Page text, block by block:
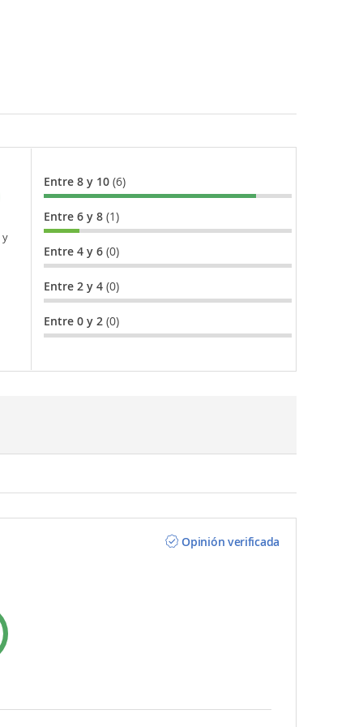
y
Entre 8 y 10 (6)
Entre 6 y 8 (1)
Entre 4 y 6 (0)
Entre 2 y 4 (0)
Entre 0 y 2 (0)
Opinión verificada